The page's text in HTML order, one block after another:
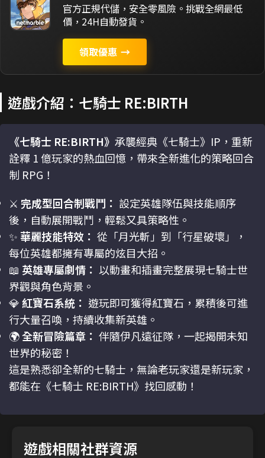
官方正規代儲，安全零風險。挑戰全網最低
價，24H自動發貨。
領取優惠 →
遊戲介紹：七騎士 RE:BIRTH
《七騎士 RE:BIRTH》 承襲經典《七騎士》IP，重新
詮釋 1 億玩家的熱血回憶，帶來全新進化的策略回合
制 RPG！
⚔️ 完成型回合制戰鬥： 設定英雄隊伍與技能順序
後，自動展開戰鬥，輕鬆又具策略性。
✨ 華麗技能特效： 從「月光斬」到「行星破壞」，
每位英雄都擁有專屬的炫目大招。
📖 英雄專屬劇情： 以動畫和插畫完整展現七騎士世
界觀與角色背景。
💎紅寶石系統： 遊玩即可獲得紅寶石，累積後可進
行大量召喚，持續收集新英雄。
🌍全新冒險篇章： 伴隨伊凡遠征隊，一起揭開未知
世界的秘密！
這是熟悉卻全新的七騎士，無論老玩家還是新玩家，
都能在《七騎士 RE:BIRTH》找回感動！
遊戲相關社群資源